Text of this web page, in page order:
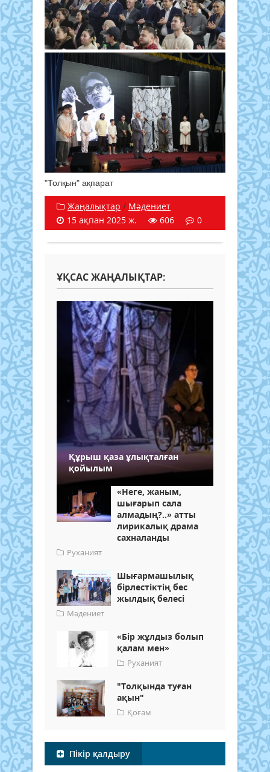
"Толқын" ақпарат
Жаңалықтар / Мәдениет
15 ақпан 2025 ж.
606 0
ҰҚСАС ЖАҢАЛЫҚТАР:
Құрыш қаза ұлықталған
қойылым
«Неге, жаным,
шығарып сала
алмадың?..» атты
лирикалық драма
сахналанды
Руханият
Шығармашылық
бірлестіктің бес
жылдық белесі
Мәдениет
«Бір жұлдыз болып
қалам мен»
Руханият
"Толқында туған
ақын"
Қоғам
Пікір қалдыру